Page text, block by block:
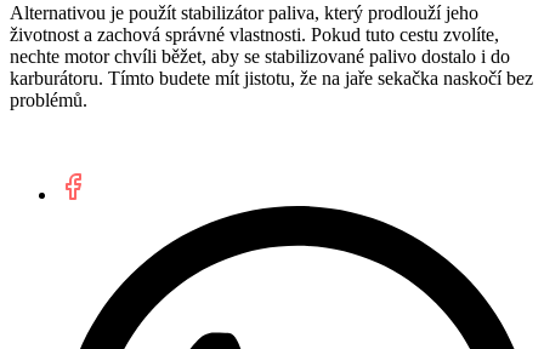
Alternativou je použít stabilizátor paliva, který prodlouží jeho
životnost a zachová správné vlastnosti. Pokud tuto cestu zvolíte,
nechte motor chvíli běžet, aby se stabilizované palivo dostalo i do
karburátoru. Tímto budete mít jistotu, že na jaře sekačka naskočí bez
problémů.